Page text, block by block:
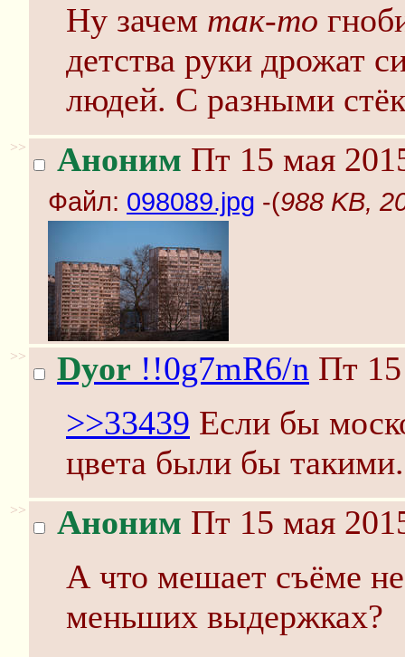
Ну зачем так-то
детства руки дрожат
людей. С разными
>> Аноним Пт 15 мая
Файл: 098089.jpg -(988 KB,
>> Dyor !!0g7mR6/n Пт
>>33439 Если бы
цвета были бы такими.
>> Аноним Пт 15 мая
А что мешает съёме
меньших выдержках?